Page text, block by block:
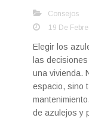
Consejos
19 De
Elegir los
las
una vivienda.
espacio, sino
de azulejos y